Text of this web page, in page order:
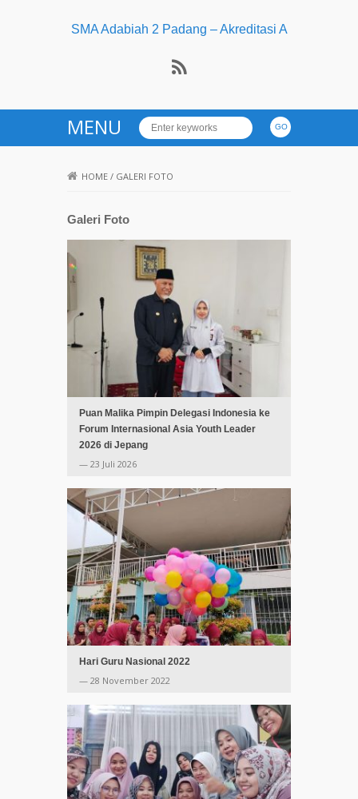
SMA Adabiah 2 Padang – Akreditasi A
MENU
HOME / GALERI FOTO
Galeri Foto
Puan Malika Pimpin Delegasi Indonesia ke
Forum Internasional Asia Youth Leader
2026 di Jepang
— 23 Juli 2026
Hari Guru Nasional 2022
— 28 November 2022